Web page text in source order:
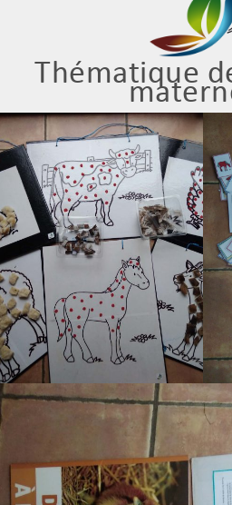
Thématique